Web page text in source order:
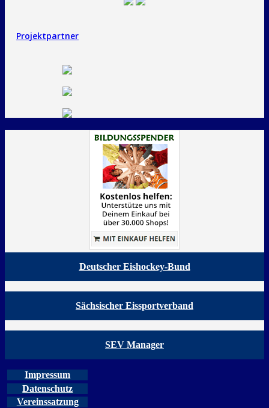
Projektpartner
Deutscher Eishockey-Bund
Sächsischer Eissportverband
SEV Manager
Impressum
Datenschutz
Vereinssatzung